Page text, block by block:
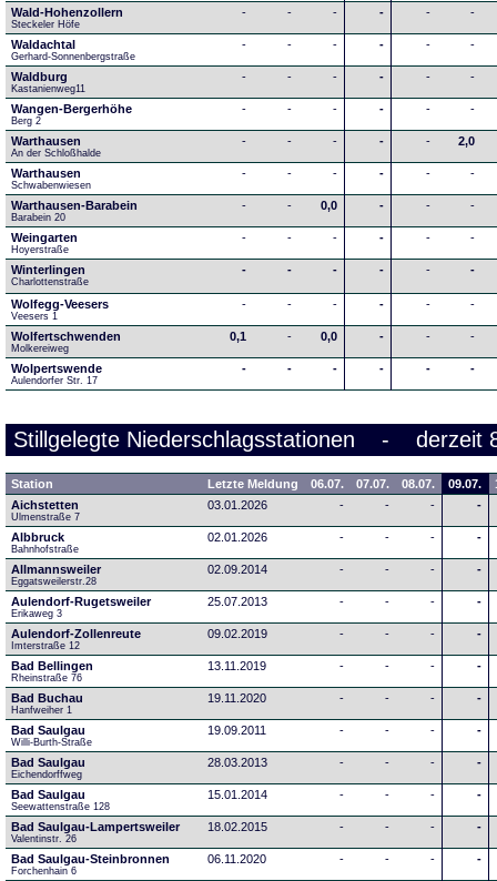
Wald-Hohenzollern
Steckeler Höfe
- - - - - -
Waldachtal
Gerhard-Sonnenbergstraße
- - - - - -
Waldburg
Kastanienweg11
- - - - - -
Wangen-Bergerhöhe
Berg 2
- - - - - -
Warthausen
An der Schloßhalde
- - - - - 2,0
Warthausen
Schwabenwiesen
- - - - - -
Warthausen-Barabein
Barabein 20
- - 0,0 - - -
Weingarten
Hoyerstraße
- - - - - -
Winterlingen
Charlottenstraße
- - - - - -
Wolfegg-Veesers
Veesers 1
- - - - - -
Wolfertschwenden
Molkereiweg
0,1 - 0,0 - - -
Wolpertswende
Aulendorfer Str. 17
- - - - - -
Stillgelegte Niederschlagsstationen - derzeit
Station Letzte Meldung 06.07. 07.07. 08.07. 09.07.
Aichstetten
Ulmenstraße 7
03.01.2026 - - - -
Albbruck
Bahnhofstraße
02.01.2026 - - - -
Allmannsweiler
Eggatsweilerstr.28
02.09.2014 - - - -
Aulendorf-Rugetsweiler
Erikaweg 3
25.07.2013 - - - -
Aulendorf-Zollenreute
Imterstraße 12
09.02.2019 - - - -
Bad Bellingen
Rheinstraße 76
13.11.2019 - - - -
Bad Buchau
Hanfweiher 1
19.11.2020 - - - -
Bad Saulgau
Willi-Burth-Straße
19.09.2011 - - - -
Bad Saulgau
Eichendorffweg
28.03.2013 - - - -
Bad Saulgau
Seewattenstraße 128
15.01.2014 - - - -
Bad Saulgau-Lampertsweiler
Valentinstr. 26
18.02.2015 - - - -
Bad Saulgau-Steinbronnen
Forchenhain 6
06.11.2020 - - - -